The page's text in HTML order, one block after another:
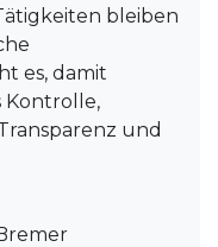
bleiben
es, damit
Kontrolle,
und